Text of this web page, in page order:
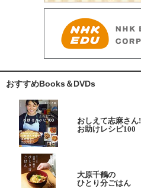
おすすめBooks＆DVDs
おしえて志麻さん!
お助けレシピ100
大原千鶴の
ひとり分ごはん